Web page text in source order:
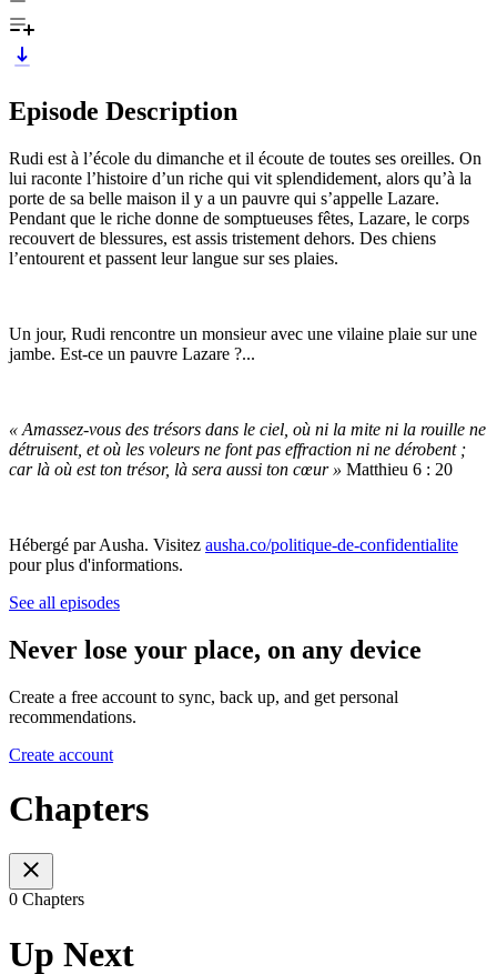
Episode Description
Rudi est à l’école du dimanche et il écoute de toutes ses oreilles. On
lui raconte l’histoire d’un riche qui vit splendidement, alors qu’à la
porte de sa belle maison il y a un pauvre qui s’appelle Lazare.
Pendant que le riche donne de somptueuses fêtes, Lazare, le corps
recouvert de blessures, est assis tristement dehors. Des chiens
l’entourent et passent leur langue sur ses plaies.
Un jour, Rudi rencontre un monsieur avec une vilaine plaie sur une
jambe. Est-ce un pauvre Lazare ?...
« Amassez-vous des trésors dans le ciel, où ni la mite ni la rouille ne
détruisent, et où les voleurs ne font pas effraction ni ne dérobent ;
car là où est ton trésor, là sera aussi ton cœur » Matthieu 6 : 20
Hébergé par Ausha. Visitez ausha.co/politique-de-confidentialite
pour plus d'informations.
See all episodes
Never lose your place, on any device
Create a free account to sync, back up, and get personal
recommendations.
Create account
Chapters
0 Chapters
Up Next